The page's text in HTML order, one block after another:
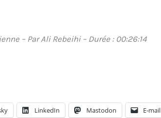
– Par Ali Rebeihi – Durée : 00:26:14
LinkedIn Mastodon E-mail